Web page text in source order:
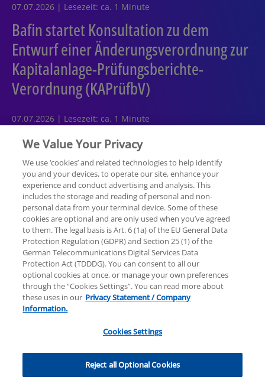
07.07.2026 | Lesezeit: ca. 1 Minute
Bafin startet Konsultation zu dem
Entwurf einer Änderungsverordnung zur
Kapitalanlage-Prüfungsberichte-
Verordnung (KAPrüfbV)
07.07.2026 | Lesezeit: ca. 1 Minute
Rechtliche Hinweise Datenschutzerklärung
Sitemap Hilfe Unternehmensangaben
© 2025 KPMG AG Wirtschaftsprüfungsgesellschaft,
eine Aktiengesellschaft nach deutschem Recht und
ein Mitglied der globalen KPMG-Organisation
unabhängiger Mitgliedsfirmen, die KPMG
International Limited, einer Private English Company
Limited by Guarantee, angeschlossen sind. Alle Rechte
vorbehalten. Für weitere Einzelheiten über die
We Value Your Privacy
We use ‘cookies’ and related technologies to help identify
you and your devices, to operate our site, enhance your
experience and conduct advertising and analysis. This
includes the storage and reading of personal and non-
personal data from your terminal device. Some of these
cookies are optional and are only used when you’ve agreed
to them. The legal basis is Art. 6 (1a) of the EU General Data
Protection Regulation (GDPR) and Section 25 (1) of the
German Telecommunications Digital Services Data
Protection Act (TDDDG). You can consent to all our
optional cookies at once, or manage your own preferences
through the “Cookies Settings”. You can read more about
these uses in our Privacy Statement / Company
Information.
Cookies Settings
Reject all Optional Cookies